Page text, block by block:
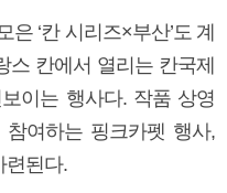
‘칸 시리즈×부산’도 계
스 칸에서 열리는 칸국제
이는 행사다. 작품 상영
여하는 핑크카펫 행사,
련된다.